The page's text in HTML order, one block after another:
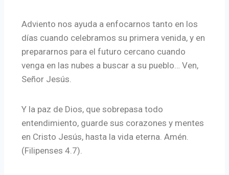
Adviento nos ayuda a enfocarnos tanto en los
días cuando celebramos su primera venida, y en
prepararnos para el futuro cercano cuando
venga en las nubes a buscar a su pueblo… Ven,
Señor Jesús.
Y la paz de Dios, que sobrepasa todo
entendimiento, guarde sus corazones y mentes
en Cristo Jesús, hasta la vida eterna. Amén.
(Filipenses 4.7).